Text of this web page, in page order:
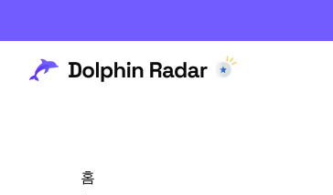
홈